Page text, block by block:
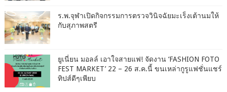
ร.พ.จุฬาเปิดกิจกรรมการตรวจวินิจฉัยมะเร็งเต้านมให้
กับสุภาพสตรี
ยูเนี่ยน มอลล์ เอาใจสายแฟ! จัดงาน ‘FASHION FOTO
FEST MARKET’ 22 – 26 ส.ค.นี้ ขนเหล่ากูรูแฟชั่นแชร์
ทิปส์ดีๆเพียบ